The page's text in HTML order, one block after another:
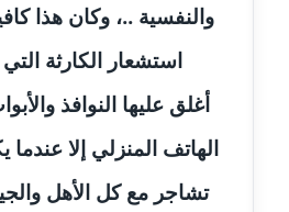
مدونة جيهان عوض
مدونة حاتم سلامة
عاملة
والنفسية ..، وكان هذا
استشعار الكارثة
أغلق عليها النوافذ
الهاتف المنزلي إلا
تشاجر مع كل الأهل